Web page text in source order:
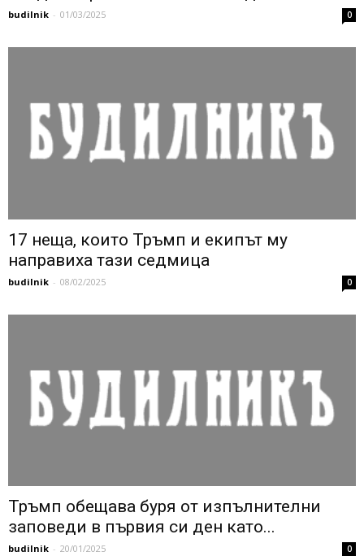
budilnik - 01/03/2025 0
17 неща, които Тръмп и екипът му
направиха тази седмица
budilnik - 08/02/2025 0
Тръмп обещава буря от изпълнителни
заповеди в първия си ден като...
budilnik - 20/01/2025 0